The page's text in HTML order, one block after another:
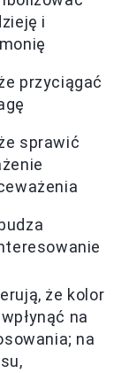
i
przyciągać
sprawić
że kolor
na
na